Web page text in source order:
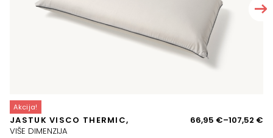
Akcija!
JASTUK VISCO THERMIC,
VIŠE DIMENZIJA
66,95 €–107,52 €